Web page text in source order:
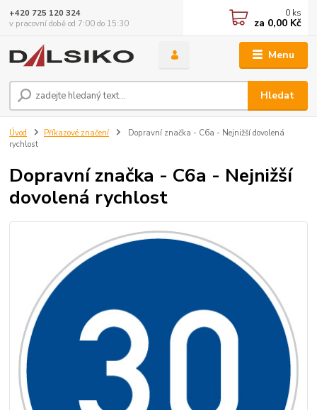
Menu
Hledat
+420 725 120 324
v pracovní době od 7:00 do 15:30
0 ks
za 0,00 Kč
Úvod Příkazové značení
Dopravní značka - C6a - Nejnižší dovolená
rychlost
Dopravní značka - C6a - Nejnižší
dovolená rychlost